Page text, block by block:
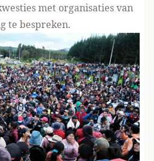
met organisaties van
te bespreken.